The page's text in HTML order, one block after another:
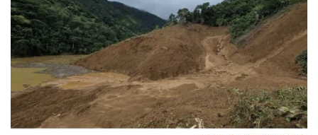
Kinh tế
Bất động sản
Thị trường
Giá vàng